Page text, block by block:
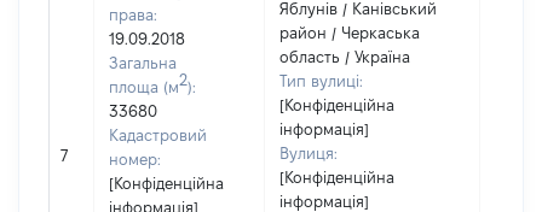
7
права:
19.09.2018
Загальна
площа (м2):
33680
Кадастровий
номер:
[Конфіденційна
інформація]
Яблунів / Канівський
район / Черкаська
область / Україна
Тип вулиці:
[Конфіденційна
інформація]
Вулиця:
[Конфіденційна
інформація]